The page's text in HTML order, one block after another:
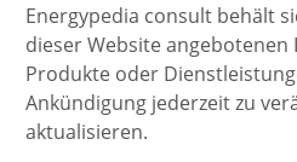
Energypedia consult behält
dieser Website
Produkte oder
Ankündigung jederzeit zu
aktualisieren.